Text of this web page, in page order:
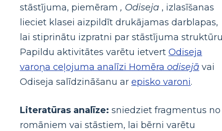
stāstījuma, piemēram , Odiseja , izlasīšanas
lieciet klasei aizpildīt drukājamas darblapas,
lai stiprinātu izpratni par stāstījuma
Papildu aktivitātes varētu ietvert Odiseja
varoņa ceļojuma analīzi Homēra odisejā vai
Odiseja salīdzināšanu ar episko varoni.
Literatūras analīze: sniedziet fragmentus no
romāniem vai stāstiem, lai bērni varētu